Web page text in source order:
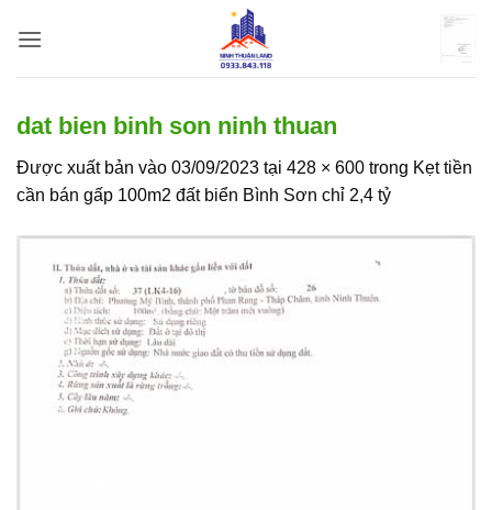
qua
dat bien binh son ninh thuan
Được xuất bản vào 03/09/2023 tại 428 × 600 trong Kẹt tiền
cần bán gấp 100m2 đất biển Bình Sơn chỉ 2,4 tỷ